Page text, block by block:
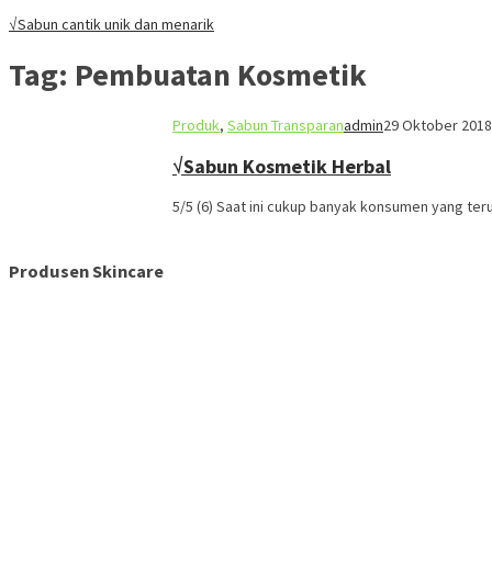
√Sabun cantik unik dan menarik
Tag: Pembuatan Kosmetik
Produk, Sabun Transparanadmin29 Oktober 2018
√Sabun Kosmetik Herbal
5/5 (6) Saat ini cukup banyak konsumen yang
Produsen Skincare